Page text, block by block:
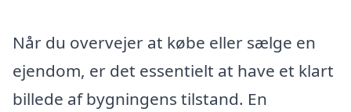
Når du overvejer at købe eller sælge en
ejendom, er det essentielt at have et klart
billede af bygningens tilstand. En